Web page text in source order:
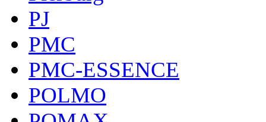
PJ
PMC
PMC-ESSENCE
POLMO